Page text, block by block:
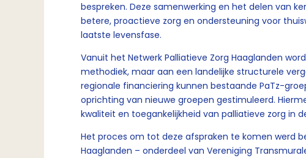
bespreken. Deze samenwerking en het delen van
betere, proactieve zorg en ondersteuning voor
laatste levensfase.
Vanuit het Netwerk Palliatieve Zorg Haaglanden
methodiek, maar aan een landelijke structurele
regionale financiering kunnen bestaande PaTz-
oprichting van nieuwe groepen gestimuleerd.
kwaliteit en toegankelijkheid van palliatieve zorg in
Het proces om tot deze afspraken te komen werd
Haaglanden – onderdeel van Vereniging